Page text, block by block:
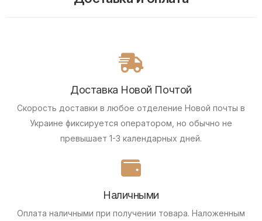
Доставка Новой Почтой
Скорость доставки в любое отделение Новой почты в
Украине фиксируется оператором, но обычно не
превышает 1-3 календарных дней.
Наличными
Оплата наличными при получении товара. Наложенным